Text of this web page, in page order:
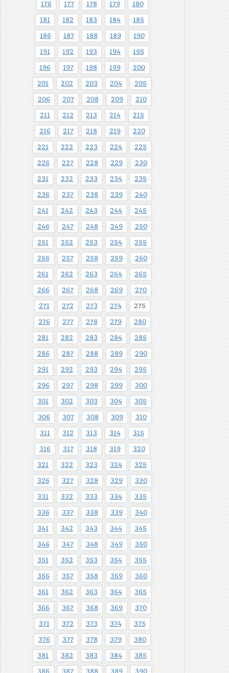
176 177 178 179 180
181 182 183 184 185
186 187 188 189 190
191 192 193 194 195
196 197 198 199 200
201 202 203 204 205
206 207 208 209 210
211 212 213 214 215
216 217 218 219 220
221 222 223 224 225
226 227 228 229 230
231 232 233 234 235
236 237 238 239 240
241 242 243 244 245
246 247 248 249 250
251 252 253 254 255
256 257 258 259 260
261 262 263 264 265
266 267 268 269 270
271 272 273 274 275
276 277 278 279 280
281 282 283 284 285
286 287 288 289 290
291 292 293 294 295
296 297 298 299 300
301 302 303 304 305
306 307 308 309 310
311 312 313 314 315
316 317 318 319 320
321 322 323 324 325
326 327 328 329 330
331 332 333 334 335
336 337 338 339 340
341 342 343 344 345
346 347 348 349 350
351 352 353 354 355
356 357 358 359 360
361 362 363 364 365
366 367 368 369 370
371 372 373 374 375
376 377 378 379 380
381 382 383 384 385